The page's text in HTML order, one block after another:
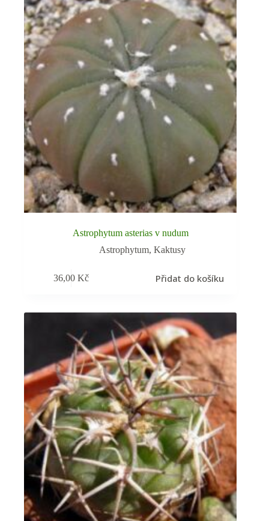
Astrophytum asterias v nudum
Astrophytum,Kaktusy
36,00Kč Přidat do košíku